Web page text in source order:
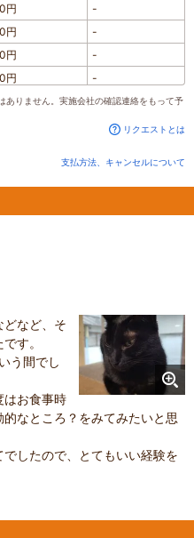
円
-
円
-
円
-
円 -
ありません。実施会社の確認連絡をもって予
リクエストとは
支払方法、キャンセルについて
どなど、そ
す。
う間でし
はお食事時
なところ？をみてみたいと思
したので、とてもいい経験を